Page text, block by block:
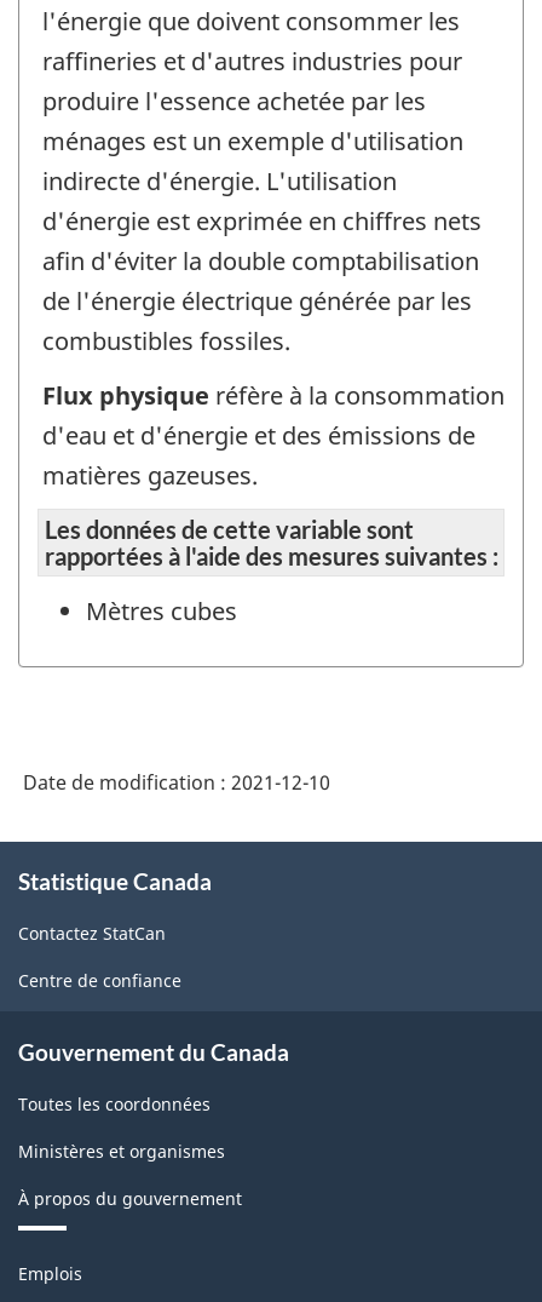
l'énergie que doivent consommer les
raffineries et d'autres industries pour
produire l'essence achetée par les
ménages est un exemple d'utilisation
indirecte d'énergie. L'utilisation
d'énergie est exprimée en chiffres nets
afin d'éviter la double comptabilisation
de l'énergie électrique générée par les
combustibles fossiles.
Flux physique réfère à la consommation
d'eau et d'énergie et des émissions de
matières gazeuses.
Les données de cette variable sont
rapportées à l'aide des mesures suivantes :
Mètres cubes
Date de modification : 2021-12-10
propos
ce
site
Statistique Canada
Contactez StatCan
Centre de confiance
Gouvernement du Canada
Toutes les coordonnées
Ministères et organismes
À propos du gouvernement
Thèmes
Emplois